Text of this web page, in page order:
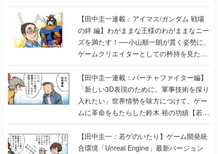
【田中圭一連載：アイマス/ガンダム 戦場
の絆 編】わがままな王様のわがままなニー
ズを満たす！──小山順一朗が貫く姿勢に、
ゲームクリエイターとしての矜持を見た
【若ゲのいたり最終回】
【田中圭一連載：バーチャファイター編】
「新しい3D表現のために、軍事技術を採り
入れたい」世界情勢を味方につけて、ゲー
ムに革命をもたらした鈴木 裕の功績【若ゲ
のいたり】
【田中圭一：若ゲのいたり】ゲーム開発統
合環境「Unreal Engine」最新バージョン